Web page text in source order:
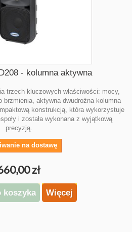
- kolumna aktywna
trzech kluczowych właściwości: mocy,
brzmienia, aktywna dwudrożna kolumna
konstrukcją, która wykorzystuje
i została wykonana z wyjątkową
precyzją.
na dostawę
zł
koszyka Więcej